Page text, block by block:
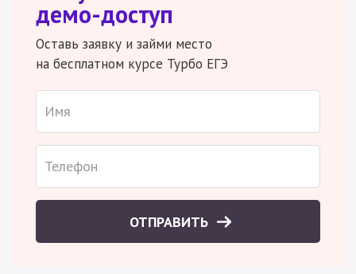
демо-доступ
Оставь заявку и займи место
на бесплатном курсе Турбо ЕГЭ
ОТПРАВИТЬ